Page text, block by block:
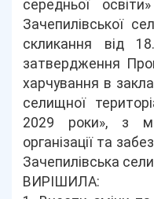
середньої
Зачепилівської
скликання від
затвердження
харчування в
селищної
2029 роки», з
організації та
Зачепилівська
ВИРІШИЛА: